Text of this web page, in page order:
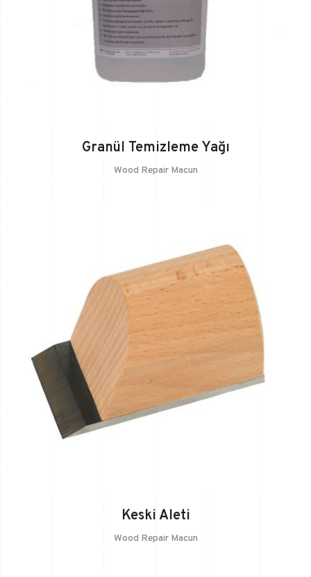
Granül Temizleme Yağı
Wood Repair Macun
Keski Aleti
Wood Repair Macun